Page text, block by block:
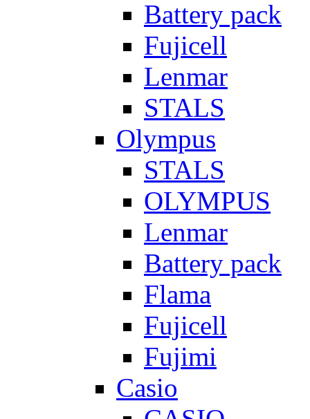
Battery pack
Fujicell
Lenmar
STALS
Olympus
STALS
OLYMPUS
Lenmar
Battery pack
Flama
Fujicell
Fujimi
Casio